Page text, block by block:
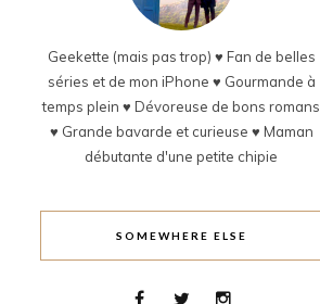
Geekette (mais pas trop) ♥ Fan de belles
séries et de mon iPhone ♥ Gourmande à
temps plein ♥ Dévoreuse de bons romans
♥ Grande bavarde et curieuse ♥ Maman
débutante d'une petite chipie
SOMEWHERE ELSE